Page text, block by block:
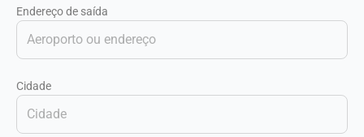
Endereço de saída
Cidade